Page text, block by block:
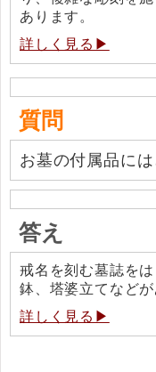
あります。
詳しく見る▶
質問
お墓の付属品に
答え
戒名を刻む墓誌を
鉢、塔婆立てなどが
詳しく見る▶